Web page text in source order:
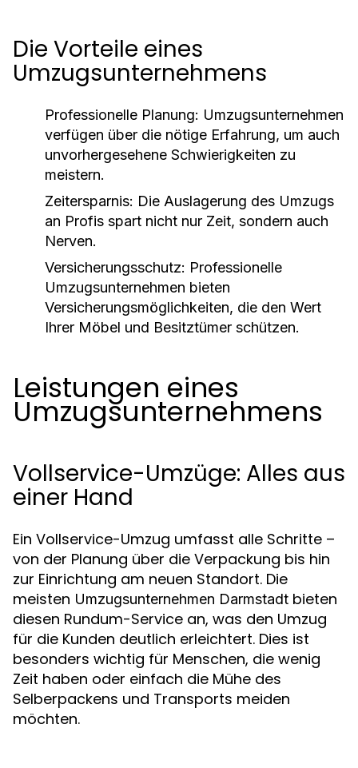
Die Vorteile eines
Umzugsunternehmens
Professionelle Planung: Umzugsunternehmen
verfügen über die nötige Erfahrung, um auch
unvorhergesehene Schwierigkeiten zu
meistern.
Zeitersparnis: Die Auslagerung des Umzugs
an Profis spart nicht nur Zeit, sondern auch
Nerven.
Versicherungsschutz: Professionelle
Umzugsunternehmen bieten
Versicherungsmöglichkeiten, die den Wert
Ihrer Möbel und Besitztümer schützen.
Leistungen eines
Umzugsunternehmens
Vollservice-Umzüge: Alles aus
einer Hand
Ein Vollservice-Umzug umfasst alle Schritte –
von der Planung über die Verpackung bis hin
zur Einrichtung am neuen Standort. Die
meisten Umzugsunternehmen Darmstadt bieten
diesen Rundum-Service an, was den Umzug
für die Kunden deutlich erleichtert. Dies ist
besonders wichtig für Menschen, die wenig
Zeit haben oder einfach die Mühe des
Selberpackens und Transports meiden
möchten.